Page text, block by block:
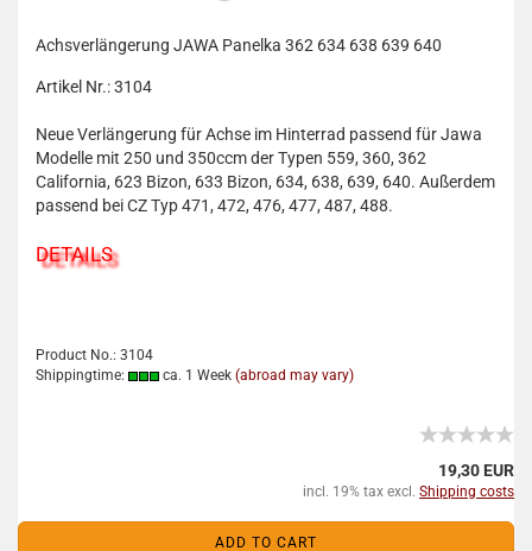
Achsverlängerung JAWA Panelka 362 634 638 639 640
Artikel Nr.: 3104
Neue Verlängerung für Achse im Hinterrad passend für Jawa
Modelle mit 250 und 350ccm der Typen 559, 360, 362
California, 623 Bizon, 633 Bizon, 634, 638, 639, 640. Außerdem
passend bei CZ Typ 471, 472, 476, 477, 487, 488.
DETAILS
Product No.: 3104
Shippingtime:
ca. 1 Week (abroad may vary)
19,30 EUR
incl. 19% tax excl. Shipping costs
ADD TO CART